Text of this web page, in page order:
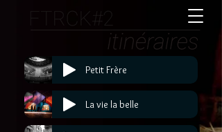
Petit Frère
La vie la belle